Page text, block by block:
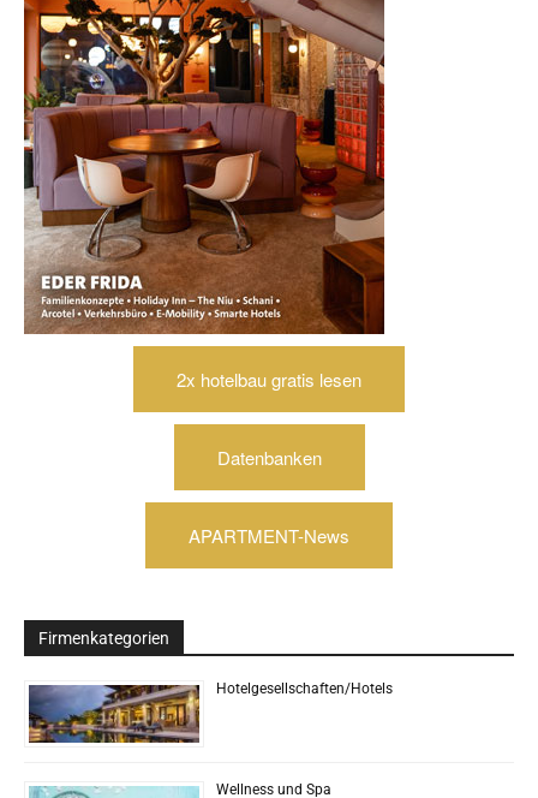
2x hotelbau gratis lesen
Datenbanken
APARTMENT-News
Firmenkategorien
Hotelgesellschaften/Hotels
Wellness und Spa